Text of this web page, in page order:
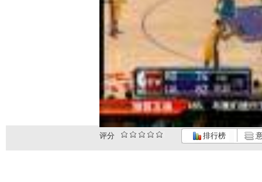
评分 排行榜